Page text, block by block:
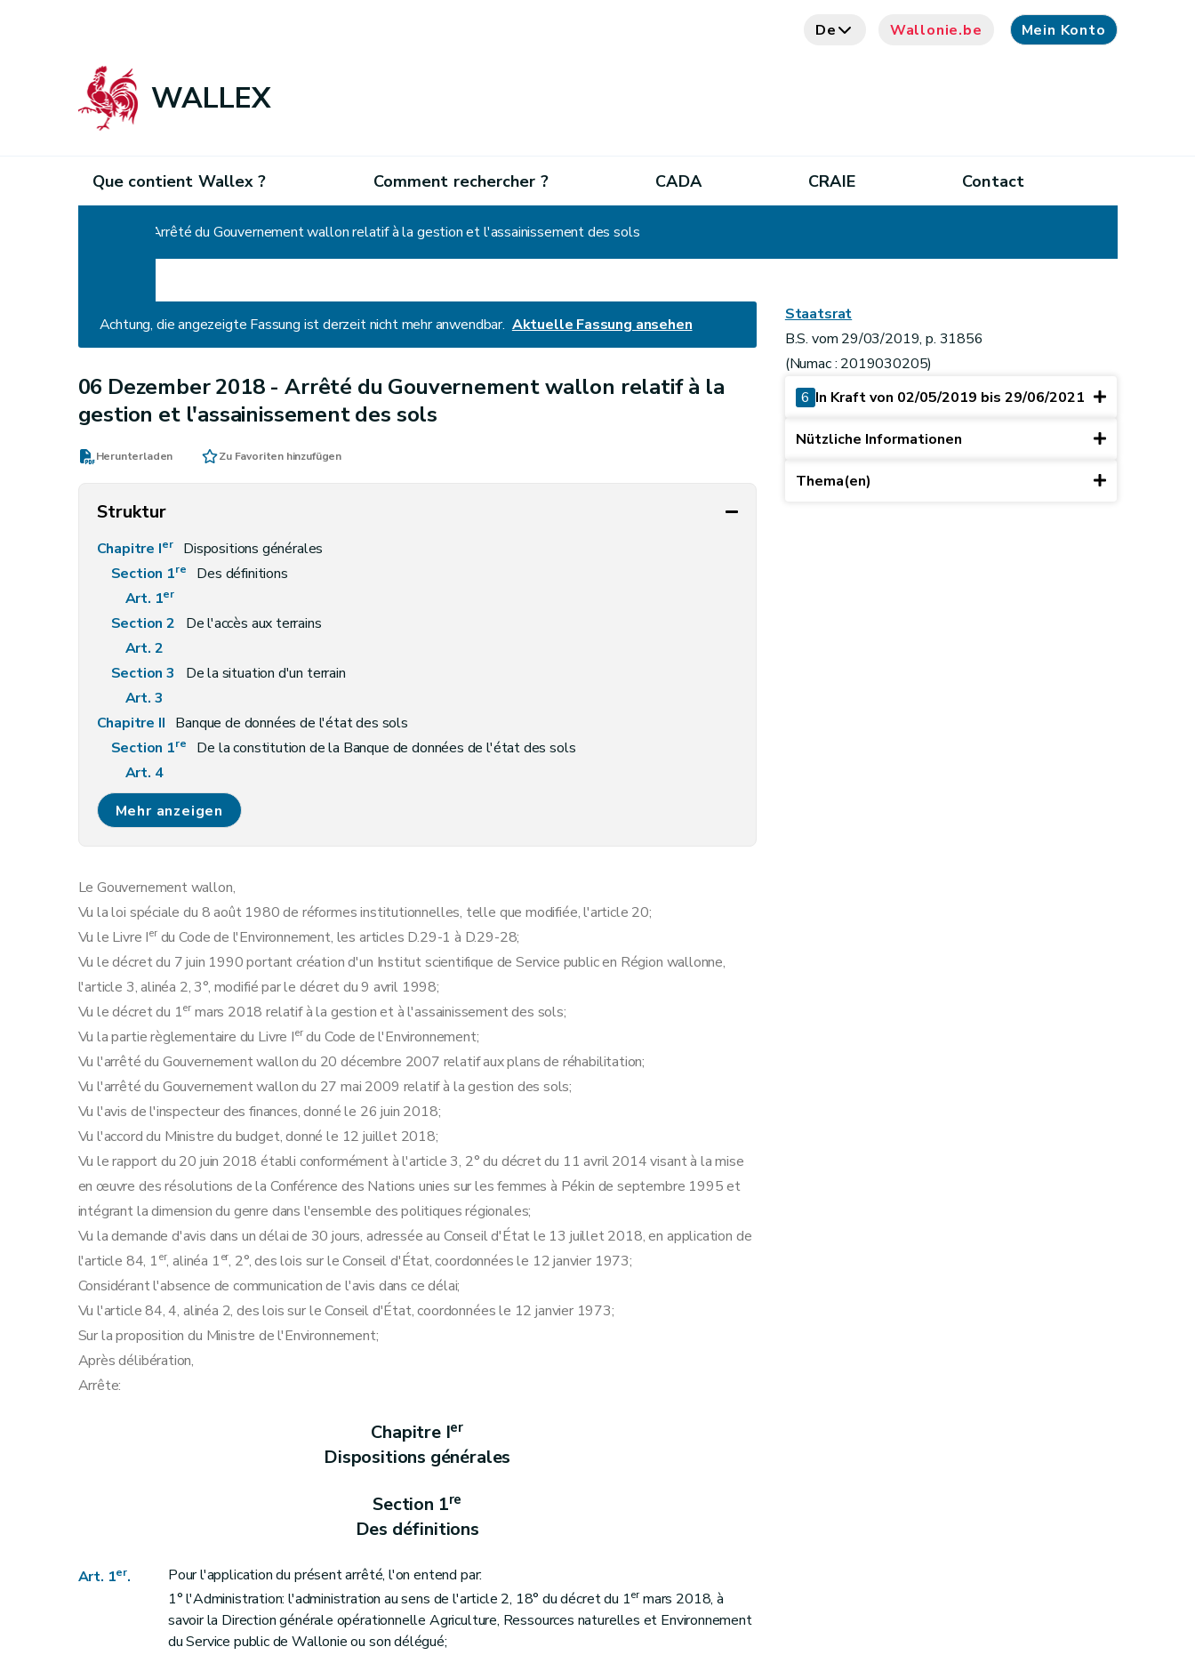
De Wallonie.be Mein Konto
WALLEX
Que contient Wallex ? Comment rechercher ? CADA CRAIE Contact
Arrêté du Gouvernement wallon relatif à la gestion et l'assainissement des sols
Achtung, die angezeigte Fassung ist derzeit nicht mehr anwendbar. Aktuelle Fassung ansehen
06 Dezember 2018 -Arrêté du Gouvernement wallon relatif à la
gestion et l'assainissement des sols
Herunterladen Zu Favoriten hinzufügen
Struktur
Chapitre Ier
Dispositions générales
Section 1re
Des définitions
Art. 1er
Section 2
De l'accès aux terrains
Art. 2
Section 3
De la situation d'un terrain
Art. 3
Chapitre II Banque de données de l'état des sols
Section 1re
De la constitution de la Banque de données de l'état des sols
Art. 4
Art. 5
Art. 6
Art. 8
Art. 9
Section 3 De la rectification des données
Art. 10
Art. 11
Art. 12
Art. 13
Section 4 Du Comité de gestion et de surveillance de la Banque de données de l'état des sols
Art. 14
Art. 15
Art. 16
Art. 17
Section 5 Des extraits conformes
Art. 18
Art. 19
Art. 20
Art. 21
Art. 22
Art. 23
Chapitre III Des agréments et enregistrements
Section 1
Des conditions et de la procédure d'agrément
Art. 29
Sous-section 2 Des règles à respecter en cours d'agrément
Art. 30
Art. 31
Mehr anzeigen
Le Gouvernement wallon,
Vu la loi spéciale du 8 août 1980 de réformes institutionnelles, telle que modifiée, l'article 20;
Vu le Livre Ierdu Code de l'Environnement, les articles D.29-1 à D.29-28;
Vu le décret du 7 juin 1990 portant création d'un Institut scientifique de Service public en Région wallonne,
l'article 3, alinéa 2, 3°, modifié par le décret du 9 avril 1998;
Vu le décret du 1er mars 2018 relatif à la gestion et à l'assainissement des sols;
Vu la partie règlementaire du Livre Ierdu Code de l'Environnement;
Vu l'arrêté du Gouvernement wallon du 20 décembre 2007 relatif aux plans de réhabilitation;
Vu l'arrêté du Gouvernement wallon du 27 mai 2009 relatif à la gestion des sols;
Vu l'avis de l'inspecteur des finances, donné le 26 juin 2018;
Vu l'accord du Ministre du budget, donné le 12 juillet 2018;
Vu le rapport du 20 juin 2018 établi conformément à l'article 3, 2° du décret du 11 avril 2014 visant à la mise
en œuvre des résolutions de la Conférence des Nations unies sur les femmes à Pékin de septembre 1995 et
intégrant la dimension du genre dans l'ensemble des politiques régionales;
Vu la demande d'avis dans un délai de 30 jours, adressée au Conseil d'État le 13 juillet 2018, en application de
l'article 84, 1er, alinéa 1er, 2°, des lois sur le Conseil d'État, coordonnées le 12 janvier 1973;
Considérant l'absence de communication de l'avis dans ce délai;
Vu l'article 84, 4, alinéa 2, des lois sur le Conseil d'État, coordonnées le 12 janvier 1973;
Sur la proposition du Ministre de l'Environnement;
Après délibération,
Arrête:
Chapitre Ier
Dispositions générales
Section 1re
Des définitions
Art. 1er.
Pour l'application du présent arrêté, l'on entend par:
1° l'Administration: l'administration au sens de l'article 2, 18° du décret du 1ermars 2018, à
savoir la Direction générale opérationnelle Agriculture, Ressources naturelles et Environnement
du Service public de Wallonie ou son délégué;
Staatsrat
B.S. vom 29/03/2019, p. 31856
(Numac : 2019030205)
6 In Kraft von 02/05/2019 bis 29/06/2021
Nützliche Informationen
Thema(en)